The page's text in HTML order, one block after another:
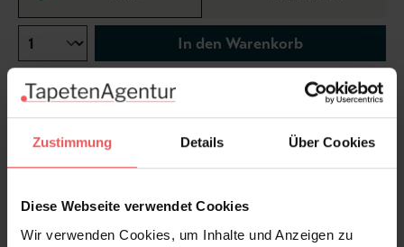
Zustimmung Details Über Cookies
Diese Webseite verwendet Cookies
Wir verwenden Cookies, um Inhalte und Anzeigen zu
In den Warenkorb
Wie viel brauche ich?
Rollen & Mengen berechnen
...mehr über Edition | Designer's